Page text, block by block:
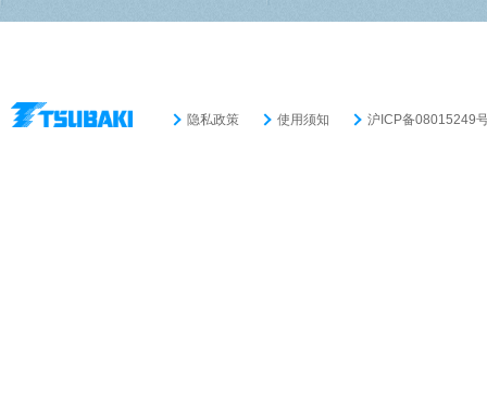
隐私政策 使用须知 沪ICP备08015249